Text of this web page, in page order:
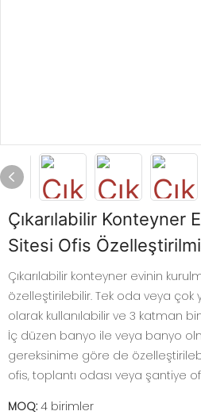
Çıkarılabilir Konteyner
Sitesi Ofis
Çıkarılabilir konteyner evinin
özelleştirilebilir. Tek oda veya
olarak kullanılabilir ve 3 katman
İç düzen banyo ile veya banyo
gereksinime göre de
ofis, toplantı odası veya şantiye
MOQ: 4 birimler